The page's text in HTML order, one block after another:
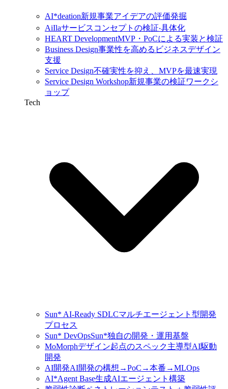
AI*deation新規事業アイデアの評価発掘
AiIlaサービスコンセプトの検証‧具体化
HEART DevelopmentMVP・PoCによる実装と検証
Business Design事業性を高めるビジネスデザイン
支援
Service Design不確実性を抑え、MVPを最速実現
Service Design Workshop新規事業の検証ワークシ
ョップ
Tech
Sun* AI-Ready SDLCマルチエージェント型開発
プロセス
Sun* DevOpsSun*独自の開発・運用基盤
MoMorphデザイン起点のスペック主導型AI駆動
開発
AI開発AI開発の構想→PoC→本番→MLOps
AI*Agent Base生成AIエージェント構築